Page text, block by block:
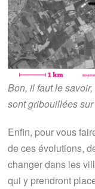
Bon, il faut le
sont gribouillées
Enfin, pour vous
de ces évolutions,
changer dans les
qui y prendront